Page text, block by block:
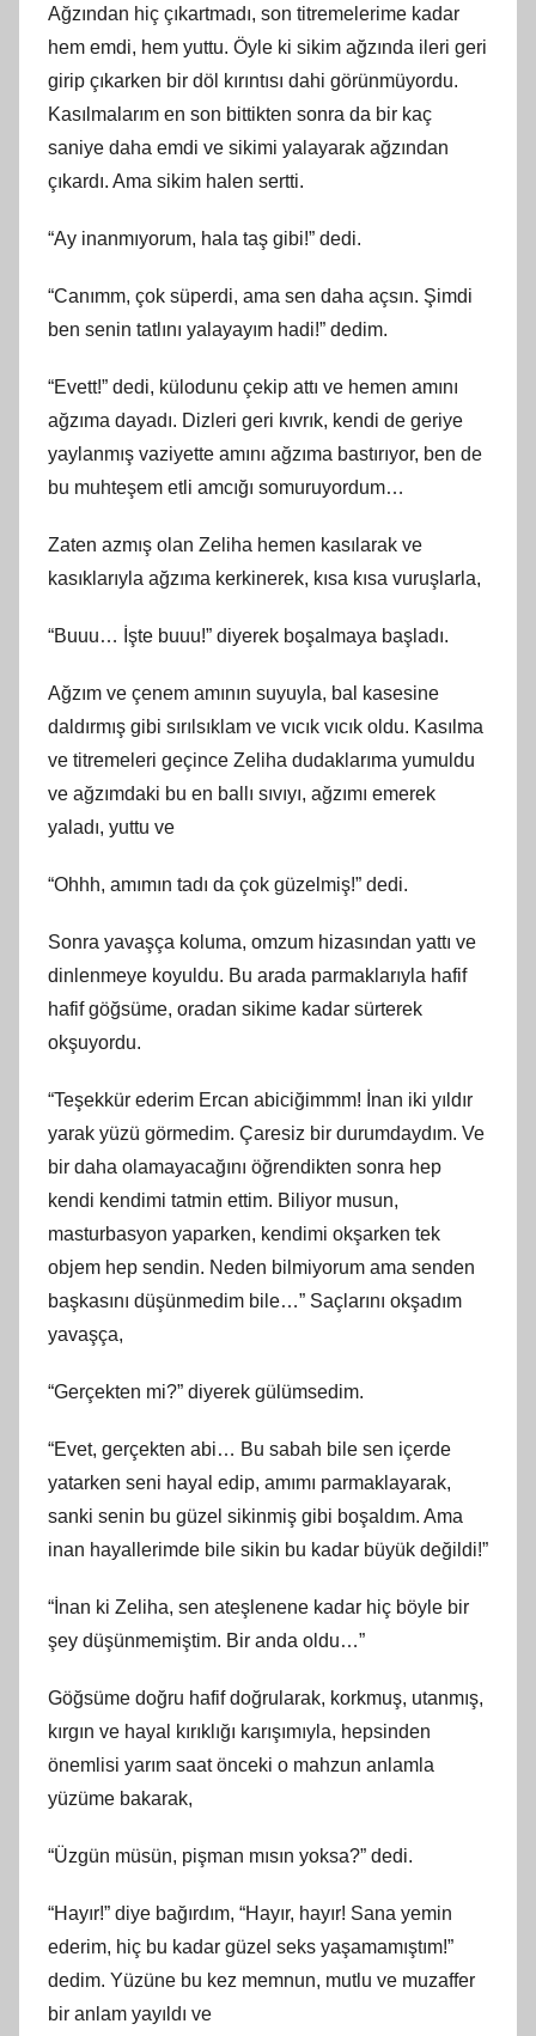
Ağzından hiç çıkartmadı, son titremelerime kadar
hem emdi, hem yuttu. Öyle ki sikim ağzında ileri geri
girip çıkarken bir döl kırıntısı dahi görünmüyordu.
Kasılmalarım en son bittikten sonra da bir kaç
saniye daha emdi ve sikimi yalayarak ağzından
çıkardı. Ama sikim halen sertti.
“Ay inanmıyorum, hala taş gibi!” dedi.
“Canımm, çok süperdi, ama sen daha açsın. Şimdi
ben senin tatlını yalayayım hadi!” dedim.
“Evett!” dedi, külodunu çekip attı ve hemen amını
ağzıma dayadı. Dizleri geri kıvrık, kendi de geriye
yaylanmış vaziyette amını ağzıma bastırıyor, ben de
bu muhteşem etli amcığı somuruyordum…
Zaten azmış olan Zeliha hemen kasılarak ve
kasıklarıyla ağzıma kerkinerek, kısa kısa vuruşlarla,
“Buuu… İşte buuu!” diyerek boşalmaya başladı.
Ağzım ve çenem amının suyuyla, bal kasesine
daldırmış gibi sırılsıklam ve vıcık vıcık oldu. Kasılma
ve titremeleri geçince Zeliha dudaklarıma yumuldu
ve ağzımdaki bu en ballı sıvıyı, ağzımı emerek
yaladı, yuttu ve
“Ohhh, amımın tadı da çok güzelmiş!” dedi.
Sonra yavaşça koluma, omzum hizasından yattı ve
dinlenmeye koyuldu. Bu arada parmaklarıyla hafif
hafif göğsüme, oradan sikime kadar sürterek
okşuyordu.
“Teşekkür ederim Ercan abiciğimmm! İnan iki yıldır
yarak yüzü görmedim. Çaresiz bir durumdaydım. Ve
bir daha olamayacağını öğrendikten sonra hep
kendi kendimi tatmin ettim. Biliyor musun,
masturbasyon yaparken, kendimi okşarken tek
objem hep sendin. Neden bilmiyorum ama senden
başkasını düşünmedim bile…” Saçlarını okşadım
yavaşça,
“Gerçekten mi?” diyerek gülümsedim.
“Evet, gerçekten abi… Bu sabah bile sen içerde
yatarken seni hayal edip, amımı parmaklayarak,
sanki senin bu güzel sikinmiş gibi boşaldım. Ama
inan hayallerimde bile sikin bu kadar büyük değildi!”
“İnan ki Zeliha, sen ateşlenene kadar hiç böyle bir
şey düşünmemiştim. Bir anda oldu…”
Göğsüme doğru hafif doğrularak, korkmuş, utanmış,
kırgın ve hayal kırıklığı karışımıyla, hepsinden
önemlisi yarım saat önceki o mahzun anlamla
yüzüme bakarak,
“Üzgün müsün, pişman mısın yoksa?” dedi.
“Hayır!” diye bağırdım, “Hayır, hayır! Sana yemin
ederim, hiç bu kadar güzel seks yaşamamıştım!”
dedim. Yüzüne bu kez memnun, mutlu ve muzaffer
bir anlam yayıldı ve